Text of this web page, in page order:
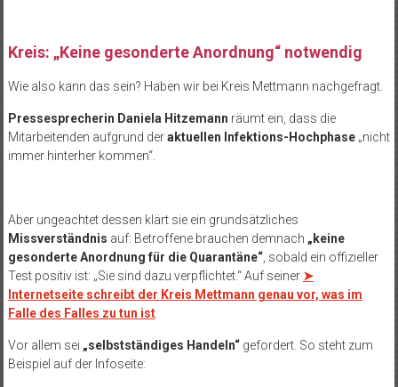
Kreis: „Keine gesonderte Anordnung“ notwendig
Wie also kann das sein? Haben wir bei Kreis Mettmann nachgefragt.
Pressesprecherin Daniela Hitzemann räumt ein, dass die
Mitarbeitenden aufgrund deraktuellen Infektions-Hochphase„nicht
immer hinterher kommen“.
Aber ungeachtet dessen klärt sie ein grundsätzliches
Missverständnis auf: Betroffene brauchen demnach „keine
gesonderte Anordnung für die Quarantäne“, sobald ein offizieller
Test positiv ist: „Sie sind dazu verpflichtet.“ Auf seiner ➤
Internetseite schreibt der Kreis Mettmann genau vor, was im
Falle des Falles zu tun ist.
Vor allem sei „selbstständiges Handeln“gefordert. So steht zum
Beispiel auf der Infoseite: